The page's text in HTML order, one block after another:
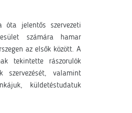
óta jelentős szervezeti
számára hamar
az elsők között. A
tekintette rászorulók
szervezését, valamint
küldetéstudatuk